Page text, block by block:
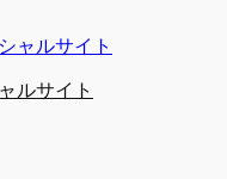
ルサイト